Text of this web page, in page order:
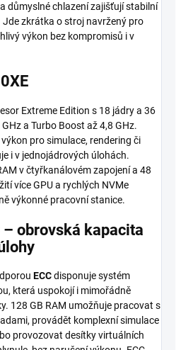
důmyslné chlazení zajišťují stabilní
zkrátka o stroj navržený pro
výkon bez kompromisů i v
Extreme Edition s 18 jádry a 36
a Turbo Boost až 4,8 GHz.
pro simulace, rendering či
i v jednojádrových úlohách.
v čtyřkanálovém zapojení a 48
více GPU a rychlých NVMe
výkonné pracovní stanice.
– obrovská kapacita
ECCdisponuje systém
která uspokojí i mimořádně
128 GB RAM umožňuje pracovat s
provádět komplexní simulace
provozovat desítky virtuálních